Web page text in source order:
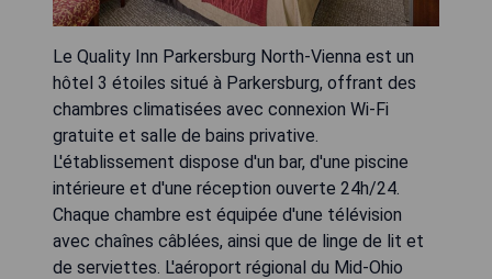
Le Quality Inn Parkersburg North-Vienna est un
hôtel 3 étoiles situé à Parkersburg, offrant des
chambres climatisées avec connexion Wi-Fi
gratuite et salle de bains privative.
L'établissement dispose d'un bar, d'une piscine
intérieure et d'une réception ouverte 24h/24.
Chaque chambre est équipée d'une télévision
avec chaînes câblées, ainsi que de linge de lit et
de serviettes. L'aéroport régional du Mid-Ohio